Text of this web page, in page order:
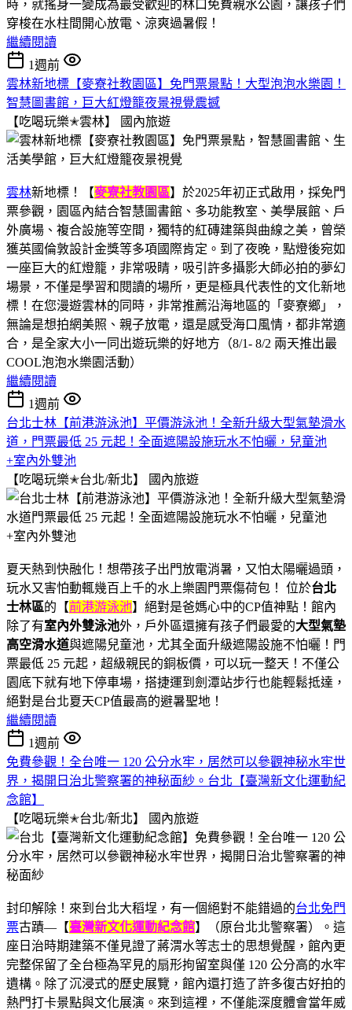
時，就搖身一變成為最受歡迎的林口免費親水公園，讓孩子們
穿梭在水柱間開心放電、涼爽過暑假！
繼續閱讀
1週前
雲林新地標【麥寮社教園區】免門票景點！大型泡泡水樂園！
智慧圖書館，巨大紅燈籠夜景視覺震撼
【吃喝玩樂✭雲林】
國內旅遊
雲林新地標！【麥寮社教園區】於2025年初正式啟用，採免門
票參觀，園區內結合智慧圖書館、多功能教室、美學展館、戶
外廣場、複合設施等空間，獨特的紅磚建築與曲線之美，曾榮
獲英國倫敦設計金獎等多項國際肯定。到了夜晚，點燈後宛如
一座巨大的紅燈籠，非常吸睛，吸引許多攝影大師必拍的夢幻
場景，不僅是學習和閱讀的場所，更是極具代表性的文化新地
標！在您漫遊雲林的同時，非常推薦沿海地區的「麥寮鄉」，
無論是想拍網美照、親子放電，還是感受海口風情，都非常適
合，是全家大小一同出遊玩樂的好地方（8/1- 8/2 兩天推出最
COOL泡泡水樂園活動）
繼續閱讀
1週前
台北士林【前港游泳池】平價游泳池！全新升級大型氣墊滑水
道，門票最低 25 元起！全面遮陽設施玩水不怕曬，兒童池
+室內外雙池
【吃喝玩樂✭台北/新北】
國內旅遊
夏天熱到快融化！想帶孩子出門放電消暑，又怕太陽曬過頭，
玩水又害怕動輒幾百上千的水上樂園門票傷荷包！ 位於台北
士林區的【前港游泳池】絕對是爸媽心中的CP值神點！館內
除了有室內外雙泳池外，戶外區還擁有孩子們最愛的大型氣墊
高空滑水道與遮陽兒童池，尤其全面升級遮陽設施不怕曬！門
票最低 25 元起，超級親民的銅板價，可以玩一整天！不僅公
園底下就有地下停車場，搭捷運到劍潭站步行也能輕鬆抵達，
絕對是台北夏天CP值最高的避暑聖地！
繼續閱讀
1週前
免費參觀！全台唯一 120 公分水牢，居然可以參觀神秘水牢世
界，揭開日治北警察署的神秘面紗。台北【臺灣新文化運動紀
念館】
【吃喝玩樂✭台北/新北】
國內旅遊
封印解除！來到台北大稻埕，有一個絕對不能錯過的台北免門
票古蹟—【臺灣新文化運動紀念館】（原台北北警察署）。這
座日治時期建築不僅見證了蔣渭水等志士的思想覺醒，館內更
完整保留了全台極為罕見的扇形拘留室與僅 120 公分高的水牢
遺構。除了沉浸式的歷史展覽，館內還打造了許多復古好拍的
熱門打卡景點與文化展演。來到這裡，不僅能深度體會當年威